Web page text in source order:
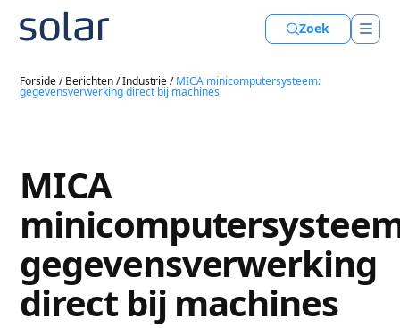
Zoek
Forside/Berichten/Industrie/MICA minicomputersysteem:
gegevensverwerking direct bij machines
MICA
gegevensverwerking
direct bij machines